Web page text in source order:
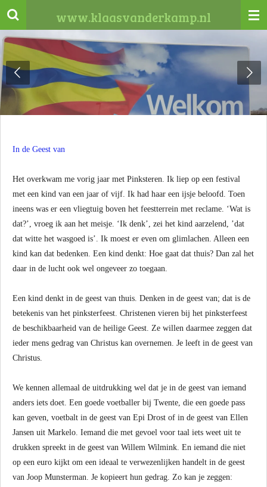
Ga
naar
hoofdinhoud
www.klaasvanderkamp.nl
In de Geest van
Het overkwam me vorig jaar met Pinksteren. Ik liep op een festival
met een kind van een jaar of vijf. Ik had haar een ijsje beloofd. Toen
ineens was er een vliegtuig boven het feestterrein met reclame. ‘Wat is
dat?’, vroeg ik aan het meisje. ‘Ik denk’, zei het kind aarzelend, ’dat
dat witte het wasgoed is’. Ik moest er even om glimlachen. Alleen een
kind kan dat bedenken. Een kind denkt: Hoe gaat dat thuis? Dan zal het
daar in de lucht ook wel ongeveer zo toegaan.
Een kind denkt in de geest van thuis. Denken in de geest van; dat is de
betekenis van het pinksterfeest. Christenen vieren bij het pinksterfeest
de beschikbaarheid van de heilige Geest. Ze willen daarmee zeggen dat
ieder mens gedrag van Christus kan overnemen. Je leeft in de geest van
Christus.
We kennen allemaal de uitdrukking wel dat je in de geest van iemand
anders iets doet. Een goede voetballer bij Twente, die een goede pass
kan geven, voetbalt in de geest van Epi Drost of in de geest van Ellen
Jansen uit Markelo. Iemand die met gevoel voor taal iets weet uit te
drukken spreekt in de geest van Willem Wilmink. En iemand die niet
op een euro kijkt om een ideaal te verwezenlijken handelt in de geest
van Joop Munsterman. Je kopieert hun gedrag. Zo kan je zeggen: